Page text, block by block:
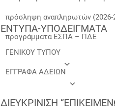
πρόσληψη αναπληρωτών (2026-
προγράμματα ΕΣΠΑ – ΠΔΕ
ΕΝΤΥΠΑ-ΥΠΟΔΕΙΓΜΑΤΑ
ΓΕΝΙΚΟΥ ΤΥΠΟΥ
ΕΓΓΡΑΦΑ ΑΔΕΙΩΝ
ΔΙΕΥΚΡΊΝΙΣΗ